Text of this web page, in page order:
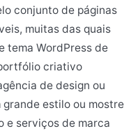
conjunto de páginas
muitas das quais
tema WordPress de
criativo
de design ou
estilo ou mostre
e serviços de marca